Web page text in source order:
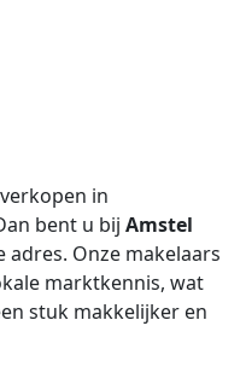
in
bent u bij Amstel
adres. Onze makelaars
marktkennis, wat
stuk makkelijker en